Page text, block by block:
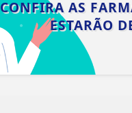
CONFIRA AS
ESTARÃO